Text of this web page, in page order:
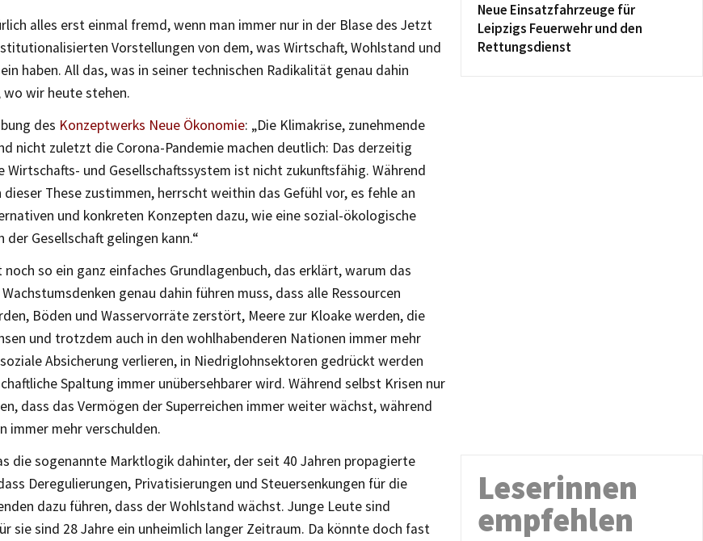
alles erst einmal fremd, wenn man immer nur in der Blase des Jetzt
Vorstellungen von dem, was Wirtschaft, Wohlstand und
haben. All das, was in seiner technischen Radikalität genau dahin
wo wir heute stehen.
des Konzeptwerks Neue Ökonomie: „Die Klimakrise, zunehmende
nicht zuletzt die Corona-Pandemie machen deutlich: Das derzeitig
Wirtschafts- und Gesellschaftssystem ist nicht zukunftsfähig. Während
dieser These zustimmen, herrscht weithin das Gefühl vor, es fehle an
und konkreten Konzepten dazu, wie eine sozial-ökologische
Gesellschaft gelingen kann.“
so ein ganz einfaches Grundlagenbuch, das erklärt, warum das
genau dahin führen muss, dass alle Ressourcen
Böden und Wasservorräte zerstört, Meere zur Kloake werden, die
und trotzdem auch in den wohlhabenderen Nationen immer mehr
Absicherung verlieren, in Niedriglohnsektoren gedrückt werden
Spaltung immer unübersehbarer wird. Während selbst Krisen nur
dass das Vermögen der Superreichen immer weiter wächst, während
immer mehr verschulden.
die sogenannte Marktlogik dahinter, der seit 40 Jahren propagierte
Deregulierungen, Privatisierungen und Steuersenkungen für die
dazu führen, dass der Wohlstand wächst. Junge Leute sind
sie sind 28 Jahre ein unheimlich langer Zeitraum. Da könnte doch fast
Neue Einsatzfahrzeuge für
Leipzigs Feuerwehr und den
Rettungsdienst
Leserinnen
empfehlen